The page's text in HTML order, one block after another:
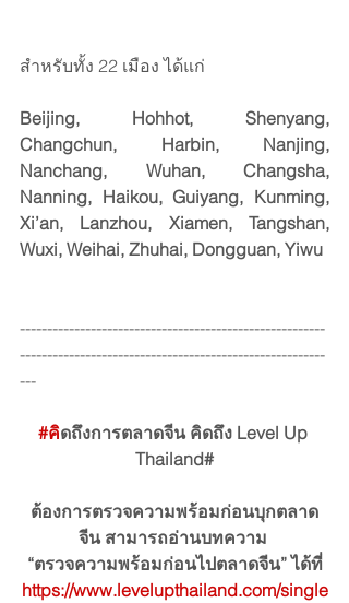
สำหรับทั้ง 22 เมือง ได้แก่
Beijing, Hohhot, Shenyang,
Changchun, Harbin, Nanjing,
Nanchang, Wuhan, Changsha,
Nanning, Haikou, Guiyang, Kunming,
Xi’an, Lanzhou, Xiamen, Tangshan,
Wuxi, Weihai, Zhuhai, Dongguan, Yiwu
--------------------------------------------------------
--------------------------------------------------------
---
#คิดถึงการตลาดจีน คิดถึง Level Up
Thailand#
ต้องการตรวจความพร้อมก่อนบุกตลาด
จีน สามารถอ่านบทความ
“ตรวจความพร้อมก่อนไปตลาดจีน” ได้ที่
https://www.levelupthailand.com/single